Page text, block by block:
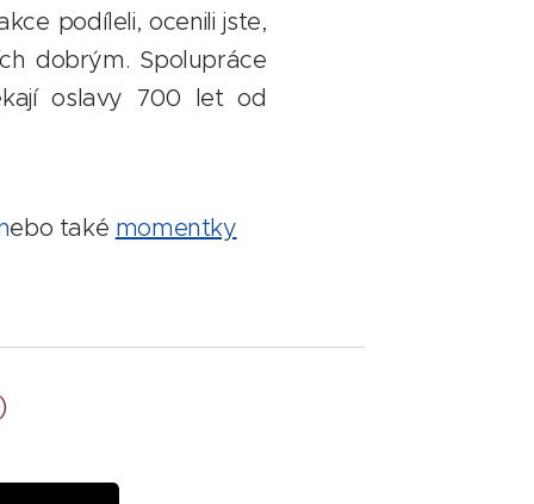
podíleli, ocenili jste,
dobrým. Spolupráce
oslavy 700 let od
ebo také momentky